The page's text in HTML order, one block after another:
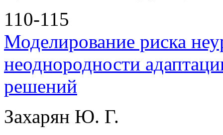
110-115
Моделирование риска
неоднородности
решений
Захарян Ю. Г.